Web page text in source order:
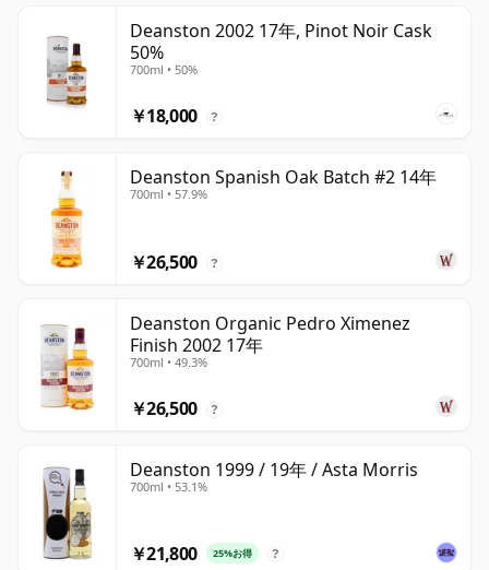
Deanston 2002 17年, Pinot Noir Cask
50%
700ml • 50%
￥18,000 ?
Deanston Spanish Oak Batch #2 14年
700ml • 57.9%
￥26,500 ?
Deanston Organic Pedro Ximenez
Finish 2002 17年
700ml • 49.3%
￥26,500 ?
Deanston 1999 / 19年 / Asta Morris
700ml • 53.1%
￥21,800 25%お得 ?